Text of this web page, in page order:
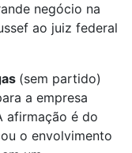
negócio na
ao juiz federal
(sem partido)
a empresa
afirmação é do
o envolvimento